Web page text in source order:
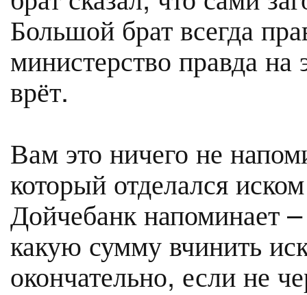
Большой брат всегда
министерство правда на
врёт.
Вам это ничего не
который отделался
Дойчебанк напоминает
какую сумму вчинить
окончательно, если не